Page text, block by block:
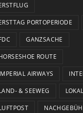
PORTOPERIODE
GANZSACHE
ROUTE
AIRWAYS
& SEEWEG LOKAL